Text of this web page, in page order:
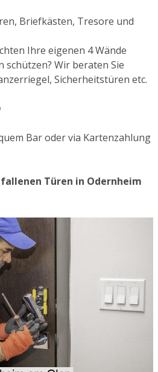
Briefkästen, Tresore und
Ihre eigenen 4 Wände
schützen? Wir beraten Sie
Sicherheitstüren etc.
Bar oder via Kartenzahlung
Türen in Odernheim